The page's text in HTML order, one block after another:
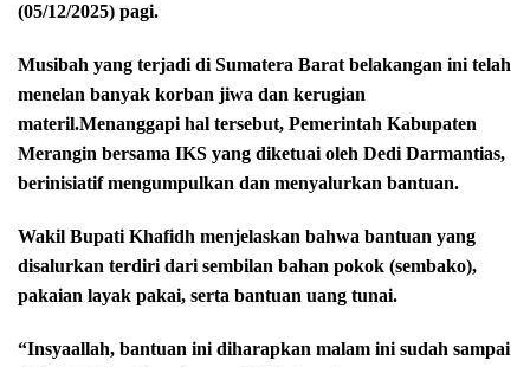
(05/12/2025) pagi.
Musibah yang terjadi di Sumatera Barat belakangan ini telah
menelan banyak korban jiwa dan kerugian
materil.Menanggapi hal tersebut, Pemerintah Kabupaten
Merangin bersama IKS yang diketuai oleh Dedi Darmantias,
berinisiatif mengumpulkan dan menyalurkan bantuan.
Wakil Bupati Khafidh menjelaskan bahwa bantuan yang
disalurkan terdiri dari sembilan bahan pokok (sembako),
pakaian layak pakai, serta bantuan uang tunai.
“Insyaallah, bantuan ini diharapkan malam ini sudah sampai